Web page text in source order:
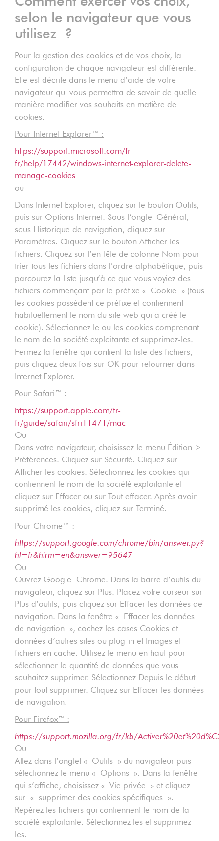
selon le navigateur que vous
utilisez ?
Pour la gestion des cookies et de vos choix, la
configuration de chaque navigateur est différente.
Elle est décrite dans le menu d’aide de votre
navigateur qui vous permettra de savoir de quelle
manière modifier vos souhaits en matière de
cookies.
Pour Internet Explorer™ :
https://support.microsoft.com/fr-
fr/help/17442/windows-internet-explorer-delete-
manage-cookies
ou
Dans Internet Explorer, cliquez sur le bouton Outils,
puis sur Options Internet. Sous l’onglet Général,
sous Historique de navigation, cliquez sur
Paramètres. Cliquez sur le bouton Afficher les
fichiers. Cliquez sur l’en-tête de colonne Nom pour
trier tous les fichiers dans l’ordre alphabétique, puis
parcourez la liste jusqu’à ce que vous voyiez des
fichiers commençant par le préfixe « Cookie » (tous
les cookies possèdent ce préfixe et contiennent
habituellement le nom du site web qui a créé le
cookie). Sélectionnez le ou les cookies comprenant
le nom de la société exploitante et supprimez-les.
Fermez la fenêtre qui contient la liste des fichiers,
puis cliquez deux fois sur OK pour retourner dans
Internet Explorer.
Pour Safari™ :
https://support.apple.com/fr-
fr/guide/safari/sfri11471/mac
Ou
Dans votre navigateur, choisissez le menu Édition >
Préférences. Cliquez sur Sécurité. Cliquez sur
Afficher les cookies. Sélectionnez les cookies qui
contiennent le nom de la société exploitante et
cliquez sur Effacer ou sur Tout effacer. Après avoir
supprimé les cookies, cliquez sur Terminé.
Pour Chrome™ :
https://support.google.com/chrome/bin/answer.py?
hl=fr&hlrm=en&answer=95647
Ou
Ouvrez Google Chrome. Dans la barre d’outils du
navigateur, cliquez sur Plus. Placez votre curseur sur
Plus d’outils, puis cliquez sur Effacer les données de
navigation. Dans la fenêtre « Effacer les données
de navigation », cochez les cases Cookies et
données d’autres sites ou plug-in et Images et
fichiers en cache. Utilisez le menu en haut pour
sélectionner la quantité de données que vous
souhaitez supprimer. Sélectionnez Depuis le début
pour tout supprimer. Cliquez sur Effacer les données
de navigation.
Pour Firefox™ :
https://support.mozilla.org/fr/kb/
Ou
Allez dans l’onglet « Outils » du navigateur puis
sélectionnez le menu « Options ». Dans la fenêtre
qui s’affiche, choisissez « Vie privée » et cliquez
sur « supprimer des cookies spécifiques ».
Repérez les fichiers qui contiennent le nom de la
société exploitante. Sélectionnez les et supprimez
les.